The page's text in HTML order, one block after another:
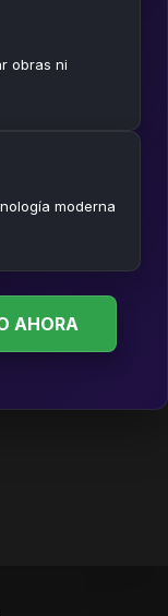
obras ni
moderna
AHORA